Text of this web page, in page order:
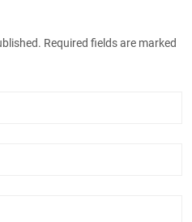
Required fields are marked